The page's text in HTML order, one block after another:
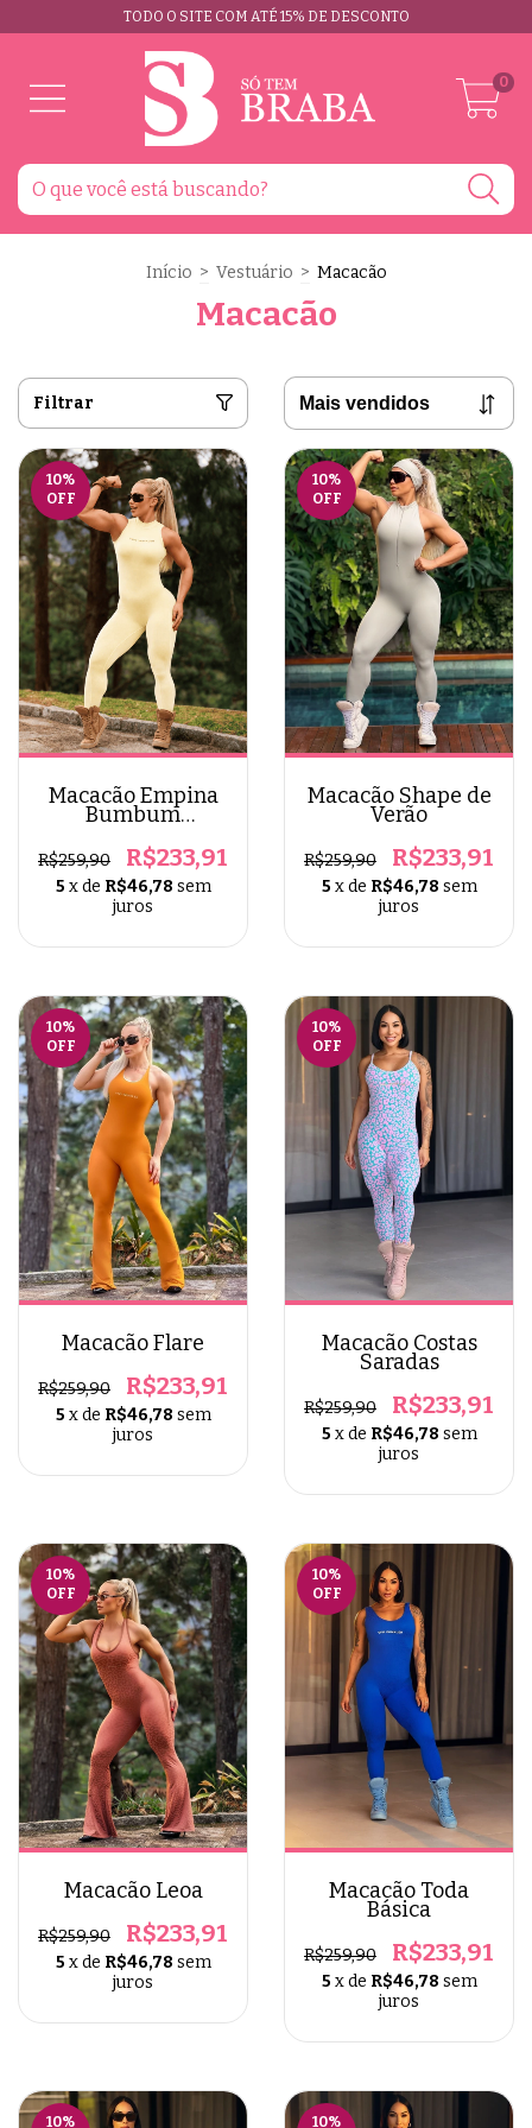
TODO O SITE COM ATÉ 15% DE DESCONTO
0
Início > Vestuário > Macacão
Macacão
Filtrar
10%
OFF
Macacão Empina
Bumbum
R$259,90 R$233,91
5 x de R$46,78 sem
juros
10%
OFF
Macacão Shape de
Verão
R$259,90 R$233,91
5 x de R$46,78 sem
juros
10%
OFF
Macacão Flare
R$259,90 R$233,91
5 x de R$46,78 sem
juros
10%
OFF
Macacão Costas
Saradas
R$259,90 R$233,91
5 x de R$46,78 sem
juros
10%
OFF
Macacão Leoa
R$259,90 R$233,91
5 x de R$46,78 sem
juros
10%
OFF
Macacão Toda
Básica
R$259,90 R$233,91
5 x de R$46,78 sem
juros
10% 10%